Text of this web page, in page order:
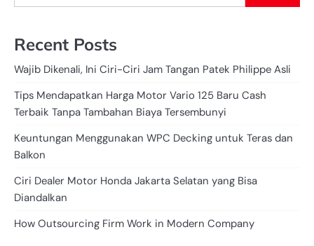
Recent Posts
Wajib Dikenali, Ini Ciri-Ciri Jam Tangan Patek Philippe Asli
Tips Mendapatkan Harga Motor Vario 125 Baru Cash
Terbaik Tanpa Tambahan Biaya Tersembunyi
Keuntungan Menggunakan WPC Decking untuk Teras dan
Balkon
Ciri Dealer Motor Honda Jakarta Selatan yang Bisa
Diandalkan
How Outsourcing Firm Work in Modern Company